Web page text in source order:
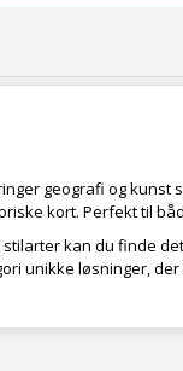
geografi og
kort. Perfekt til
kan du finde
unikke løsninger,